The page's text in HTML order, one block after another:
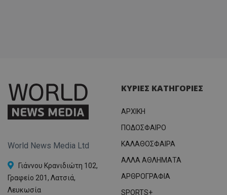
World News Media Ltd
Γιάννου Κρανιδιώτη 102,
Γραφείο 201, Λατσιά,
Λευκωσία
ΚΥΡΙΕΣ ΚΑΤΗΓΟΡΙΕΣ
ΑΡΧΙΚΗ
ΠΟΔΟΣΦΑΙΡΟ
ΚΑΛΑΘΟΣΦΑΙΡΑ
ΑΛΛΑ ΑΘΛΗΜΑΤΑ
ΑΡΘΡΟΓΡΑΦΙΑ
SPORTS+